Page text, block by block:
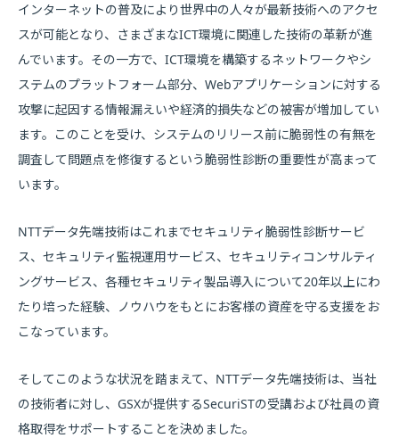
インターネットの普及により世界中の人々が最新技術へのアクセ
スが可能となり、さまざまなICT環境に関連した技術の革新が進
んでいます。その一方で、ICT環境を構築するネットワークやシ
ステムのプラットフォーム部分、Webアプリケーションに対する
攻撃に起因する情報漏えいや経済的損失などの被害が増加してい
ます。このことを受け、システムのリリース前に脆弱性の有無を
調査して問題点を修復するという脆弱性診断の重要性が高まって
います。
NTTデータ先端技術はこれまでセキュリティ脆弱性診断サービ
ス、セキュリティ監視運用サービス、セキュリティコンサルティ
ングサービス、各種セキュリティ製品導入について20年以上にわ
たり培った経験、ノウハウをもとにお客様の資産を守る支援をお
こなっています。
そしてこのような状況を踏まえて、NTTデータ先端技術は、当社
の技術者に対し、GSXが提供するSecuriSTの受講および社員の資
格取得をサポートすることを決めました。